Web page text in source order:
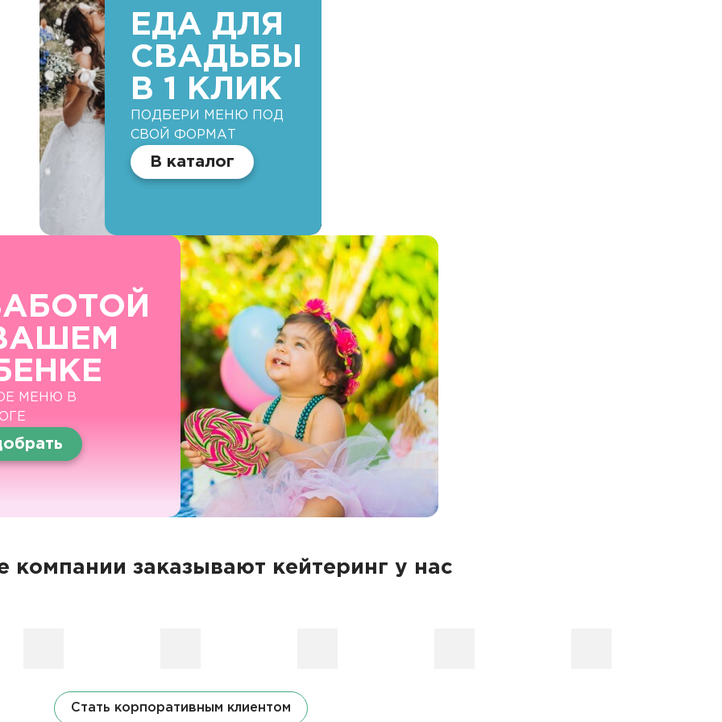
ЕДА ДЛЯ
СВАДЬБЫ
В 1 КЛИК
ПОДБЕРИ МЕНЮ ПОД
СВОЙ ФОРМАТ
В каталог
МЕНЮ В
компании заказывают кейтеринг у нас
Стать корпоративным клиентом